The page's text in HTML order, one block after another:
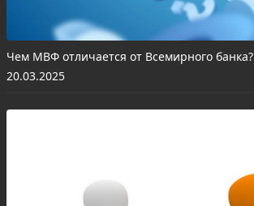
Чем МВФ отличается от Всемирного банка?
20.03.2025